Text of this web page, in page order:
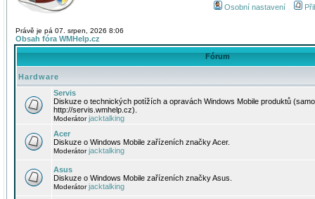
Osobní nastavení
Právě je pá 07. srpen, 2026 8:06
Obsah fóra WMHelp.cz
Fórum
Hardware
Servis
Diskuze o technických potížích a opravách Windows Mobile produktů
http://servis.wmhelp.cz).
Moderátorjacktalking
Acer
Diskuze o Windows Mobile zařízeních značky Acer.
Moderátorjacktalking
Asus
Diskuze o Windows Mobile zařízeních značky Asus.
Moderátorjacktalking